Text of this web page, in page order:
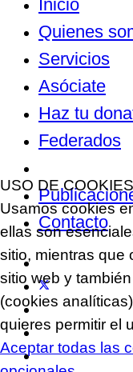
Inicio
Quienes
Servicios
Asóciate
Haz tu
Federados
Contacto
USO DE COOKIES
Usamos cookies
ellas son
sitio, mientras que
sitio web y
(cookies
quieres permitir el
Aceptar todas las